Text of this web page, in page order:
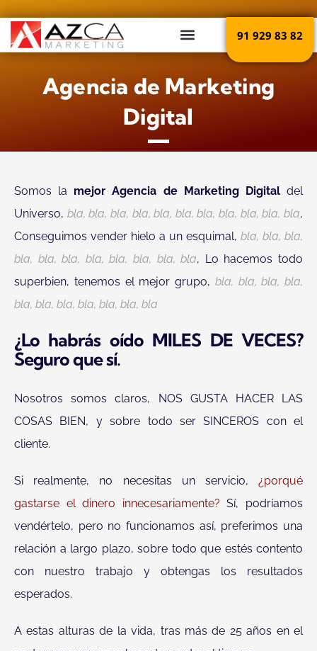
contenido
91 929 83 82
Agencia de Marketing
Digital
Somos la mejor Agencia de Marketing Digitaldel
Universo, bla, bla, bla, bla, bla, bla, bla, bla, bla, bla, bla,
Conseguimos vender hielo a un esquimal, bla, bla, bla,
bla, bla, bla, bla, bla, bla, bla, bla, Lo hacemos todo
superbien, tenemos el mejor grupo, bla, bla, bla, bla,
bla, bla, bla, bla, bla, bla, bla
¿Lo habrás oído MILES DE VECES?
Seguro que sí.
Nosotros somos claros, NOS GUSTA HACER LAS
COSAS BIEN, y sobre todo ser SINCEROS con el
cliente.
Si realmente, no necesitas un servicio, ¿porqué
gastarse el dinero innecesariamente? Sí, podríamos
vendértelo, pero no funcionamos así, preferimos una
relación a largo plazo, sobre todo que estés contento
con nuestro trabajo y obtengas los resultados
esperados.
A estas alturas de la vida, tras más de 25 años en el